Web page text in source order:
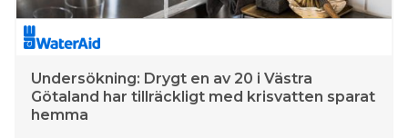
Undersökning: Drygt en av 20 i Västra
Götaland har tillräckligt med krisvatten sparat
hemma